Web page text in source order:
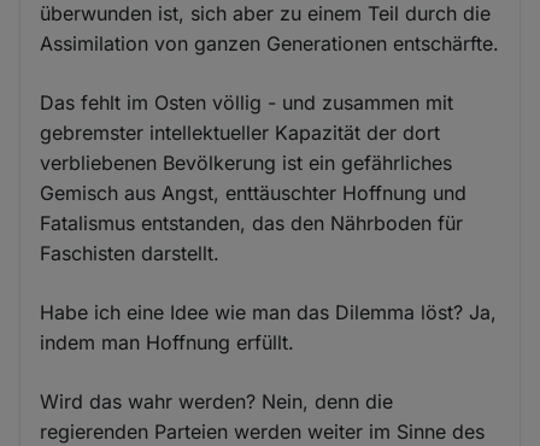
überwunden ist, sich aber zu einem Teil durch die
Assimilation von ganzen Generationen entschärfte.
Das fehlt im Osten völlig - und zusammen mit
gebremster intellektueller Kapazität der dort
verbliebenen Bevölkerung ist ein gefährliches
Gemisch aus Angst, enttäuschter Hoffnung und
Fatalismus entstanden, das den Nährboden für
Faschisten darstellt.
Habe ich eine Idee wie man das Dilemma löst? Ja,
indem man Hoffnung erfüllt.
Wird das wahr werden? Nein, denn die
regierenden Parteien werden weiter im Sinne des